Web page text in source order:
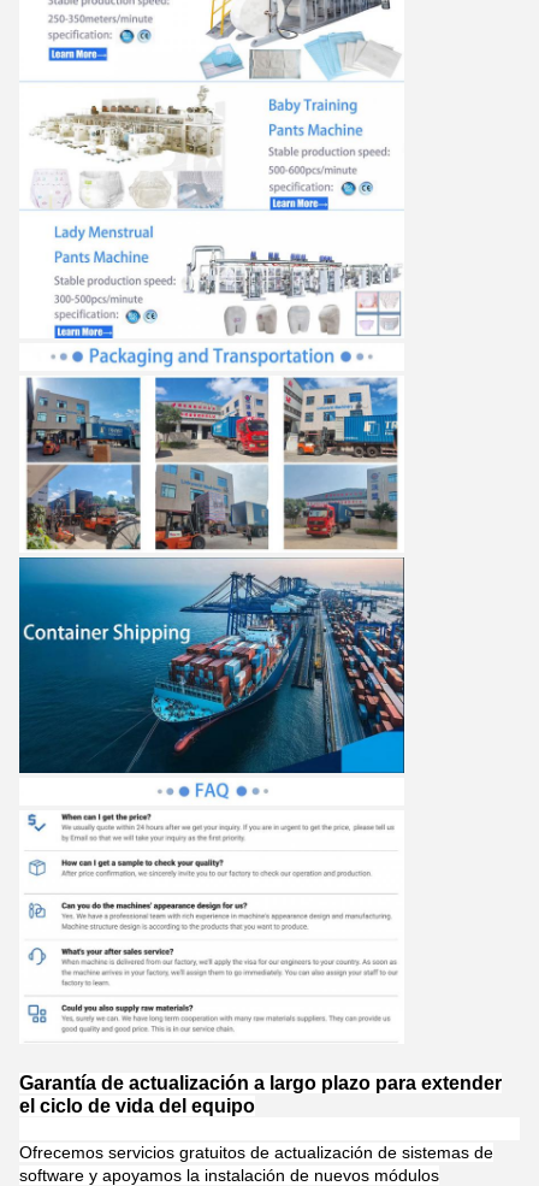
Garantía de actualización a largo plazo para extender
el ciclo de vida del equipo
Ofrecemos servicios gratuitos de actualización de sistemas de
software y apoyamos la instalación de nuevos módulos